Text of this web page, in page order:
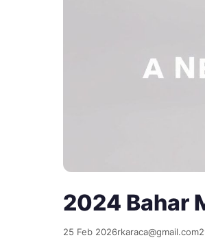
2024 Bahar
25 Feb 2026rkaraca@gmail.com